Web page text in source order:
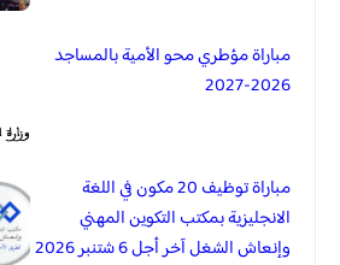
مباراة مؤطري محو الأمية بالمساجد
2026-2027
مباراة توظيف 20 مكون في اللغة
الانجليزية بمكتب التكوين المهني
وإنعاش الشغل آخر أجل 6 شتنبر 2026